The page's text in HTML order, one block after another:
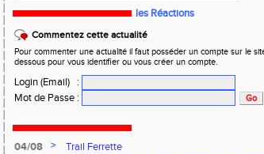
les Réactions
Commentez cette actualité
Pour commenter une actualité il faut posséder un compte sur le
dessous pour vous identifier ou vous créer un compte.
Login (Email)
:
Mot de Passe :
04/08 >
Trail Ferrette